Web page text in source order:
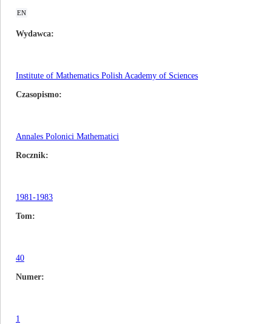
EN
Wydawca
Institute of Mathematics Polish Academy of Sciences
Czasopismo
Annales Polonici Mathematici
Rocznik
1981-1983
Tom
40
Numer
1